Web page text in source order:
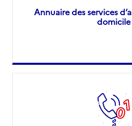
Annuaire des services
domicile